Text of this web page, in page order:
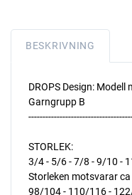
BESKRIVNING
DROPS Design: Modell
Garngrupp B
STORLEK:
3/4 - 5/6 - 7/8 - 9/10 -
Storleken motsvarar
98/104 - 110/116 -